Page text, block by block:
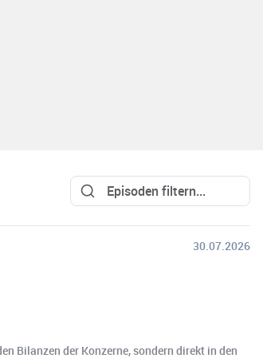
30.07.2026
Bilanzen der Konzerne, sondern direkt in den